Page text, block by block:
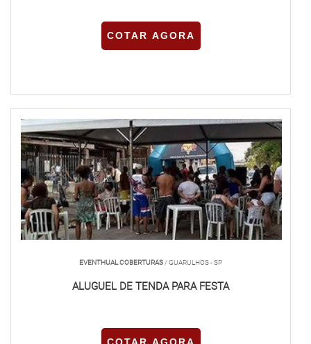
COTAR AGORA
EVENTHUAL COBERTURAS / GUARULHOS - SP
ALUGUEL DE TENDA PARA FESTA